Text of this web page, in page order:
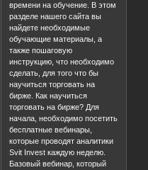
времени на обучение. В этом
разделе нашего сайта вы
найдете необходимые
обучающие материалы, а
также пошаговую
инструкцию, что необходимо
cделать, для того что бы
научиться торговать на
бирже. Как научиться
торговать на бирже? Для
начала, необходимо посетить
бесплатные вебинары,
которые проводят аналитики
Svit Invest каждую неделю.
Базовый вебинар, который